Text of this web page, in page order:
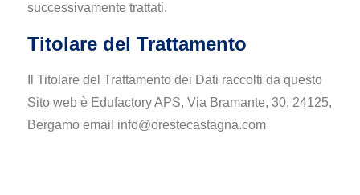
successivamente trattati.
Titolare del Trattamento
Il Titolare del Trattamento dei Dati raccolti da questo
Sito web è Edufactory APS, Via Bramante, 30, 24125,
Bergamo email info@orestecastagna.com